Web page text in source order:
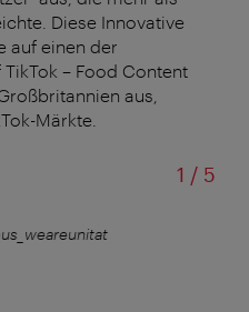
Diese Innovative
auf einen der
– Food Content
aus,
Märkte.
1 /von
5